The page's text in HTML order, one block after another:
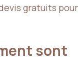
gratuits pour
sont